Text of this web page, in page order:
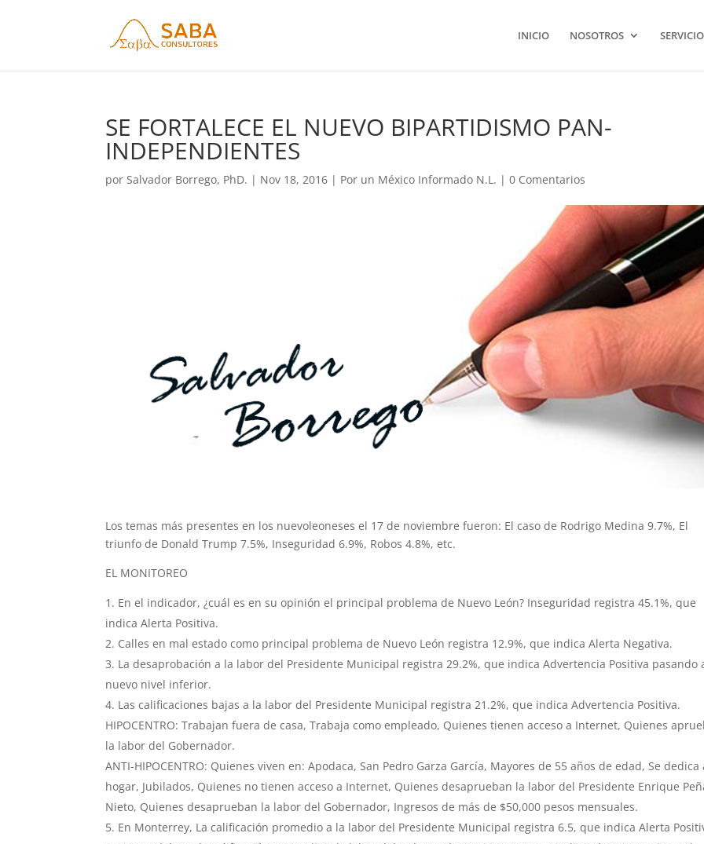
INICIO NOSOTROS
SE FORTALECE EL NUEVO BIPARTIDISMO PAN-
INDEPENDIENTES
porSalvador Borrego, PhD. | Nov 18, 2016 | Por un México Informado N.L. |0 Comentarios
Los temas más presentes en los nuevoleoneses el 17 de noviembre fueron: El caso de Rodrigo Medina 9.7%, El
triunfo de Donald Trump 7.5%, Inseguridad 6.9%, Robos 4.8%, etc.
EL MONITOREO
En el indicador, ¿cuál es en su opinión el principal problema de Nuevo León? Inseguridad registra 45.1%, que
indica Alerta Positiva.
Calles en mal estado como principal problema de Nuevo León registra 12.9%, que indica Alerta Negativa.
La desaprobación a la labor del Presidente Municipal registra 29.2%, que indica Advertencia Positiva pasando
nuevo nivel inferior.
Las calificaciones bajas a la labor del Presidente Municipal registra 21.2%, que indica Advertencia Positiva.
HIPOCENTRO: Trabajan fuera de casa, Trabaja como empleado, Quienes tienen acceso a Internet, Quienes
la labor del Gobernador.
ANTI-HIPOCENTRO: Quienes viven en: Apodaca, San Pedro Garza García, Mayores de 55 años de edad, Se dedica
hogar, Jubilados, Quienes no tienen acceso a Internet, Quienes desaprueban la labor del Presidente Enrique
Nieto, Quienes desaprueban la labor del Gobernador, Ingresos de más de $50,000 pesos mensuales.
En Monterrey, La calificación promedio a la labor del Presidente Municipal registra 6.5, que indica Alerta